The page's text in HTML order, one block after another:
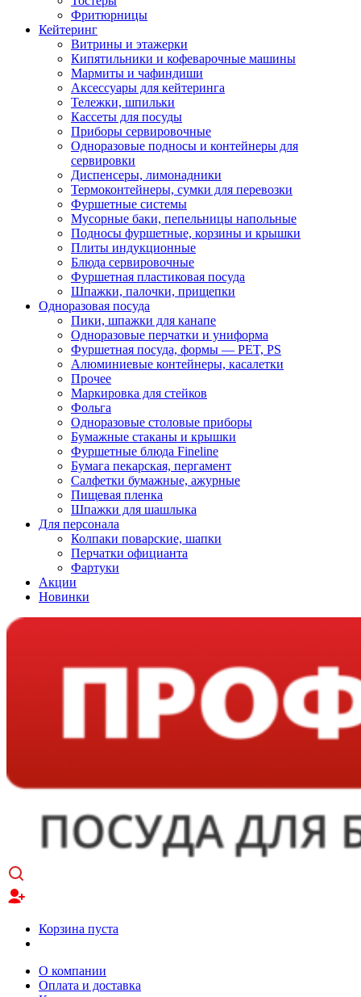
Фритюрницы
Кейтеринг
Витрины и этажерки
Кипятильники и кофеварочные машины
Мармиты и чафиндиши
Аксессуары для кейтеринга
Тележки, шпильки
Кассеты для посуды
Приборы сервировочные
Одноразовые подносы и контейнеры для
сервировки
Диспенсеры, лимонадники
Термоконтейнеры, сумки для перевозки
Фуршетные системы
Мусорные баки, пепельницы напольные
Подносы фуршетные, корзины и крышки
Плиты индукционные
Блюда сервировочные
Фуршетная пластиковая посуда
Шпажки, палочки, прищепки
Одноразовая посуда
Пики, шпажки для канапе
Одноразовые перчатки и униформа
Фуршетная посуда, формы — PET, PS
Алюминиевые контейнеры, касалетки
Прочее
Маркировка для стейков
Фольга
Одноразовые столовые приборы
Бумажные стаканы и крышки
Фуршетные блюда Fineline
Бумага пекарская, пергамент
Салфетки бумажные, ажурные
Пищевая пленка
Шпажки для шашлыка
Для персонала
Колпаки поварские, шапки
Перчатки официанта
Фартуки
Акции
Новинки
Корзина пуста
О компании
Оплата и доставка